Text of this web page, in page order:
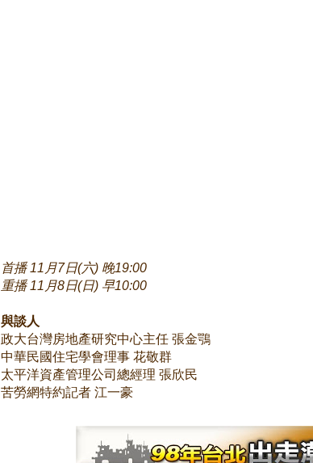
首播 11月7日(六) 晚19:00
重播 11月8日(日) 早10:00
與談人
政大台灣房地產研究中心主任 張金鶚
中華民國住宅學會理事 花敬群
太平洋資產管理公司總經理 張欣民
苦勞網特約記者 江一豪